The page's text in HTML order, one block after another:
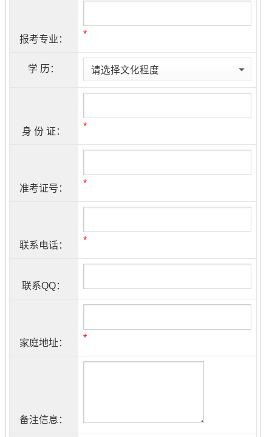
报考专业： *
学 历：
身 份 证： *
准考证号： *
联系电话： *
联系QQ：
家庭地址： *
备注信息：